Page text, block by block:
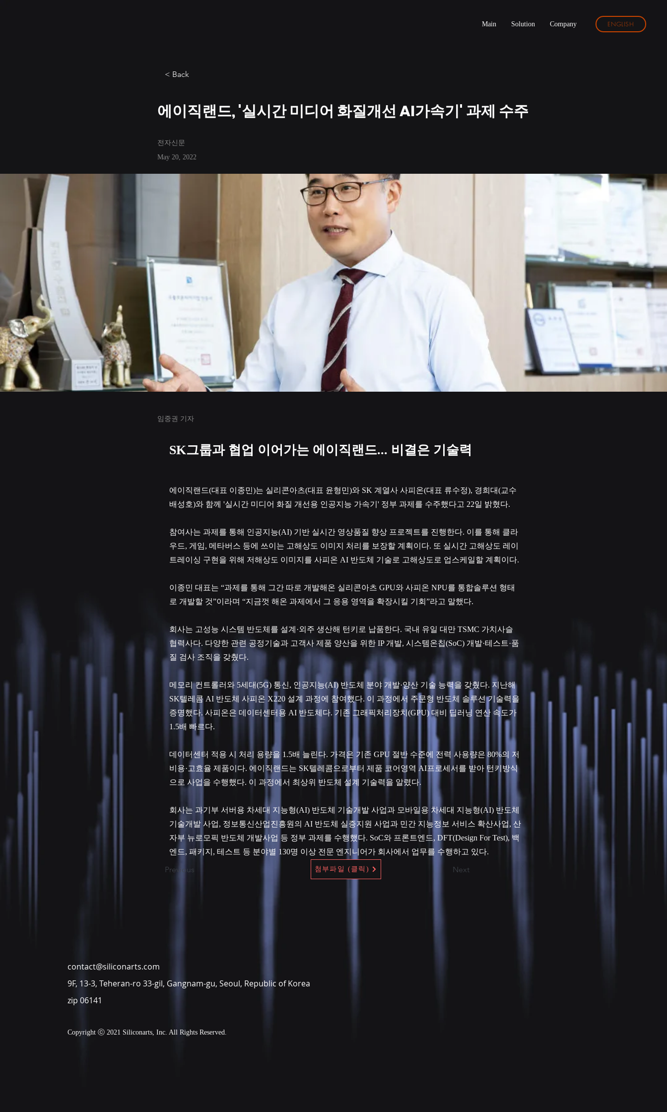
Main Solution Company ENGLISH
< Back
에이직랜드, '실시간 미디어 화질개선 AI가속기' 과제 수주
전자신문
May 20, 2022
임중권 기자
SK그룹과 협업 이어가는 에이직랜드... 비결은 기술력
에이직랜드(대표 이종민)는 실리콘아츠(대표 윤형민)와 SK 계열사 사피온(대표 류수정), 경희대(교수
배성호)와 함께 '실시간 미디어 화질 개선용 인공지능 가속기' 정부 과제를 수주했다고 22일 밝혔다.
참여사는 과제를 통해 인공지능(AI) 기반 실시간 영상품질 향상 프로젝트를 진행한다. 이를 통해 클라
우드, 게임, 메타버스 등에 쓰이는 고해상도 이미지 처리를 보장할 계획이다. 또 실시간 고해상도 레이
트레이싱 구현을 위해 저해상도 이미지를 사피온 AI 반도체 기술로 고해상도로 업스케일할 계획이다.
이종민 대표는 “과제를 통해 그간 따로 개발해온 실리콘아츠 GPU와 사피온 NPU를 통합솔루션 형태
로 개발할 것”이라며 “지금껏 해온 과제에서 그 응용 영역을 확장시킬 기회”라고 말했다.
회사는 고성능 시스템 반도체를 설계·외주 생산해 턴키로 납품한다. 국내 유일 대만 TSMC 가치사슬
협력사다. 다양한 관련 공정기술과 고객사 제품 양산을 위한 IP 개발, 시스템온칩(SoC) 개발·테스트·품
질 검사 조직을 갖췄다.
메모리 컨트롤러와 5세대(5G) 통신, 인공지능(AI) 반도체 분야 개발·양산 기술 능력을 갖췄다. 지난해
SK텔레콤 AI 반도체 사피온 X220 설계 과정에 참여했다. 이 과정에서 주문형 반도체 솔루션 기술력을
증명했다. 사피온은 데이터센터용 AI 반도체다. 기존 그래픽처리장치(GPU) 대비 딥러닝 연산 속도가
1.5배 빠르다.
데이터센터 적용 시 처리 용량을 1.5배 늘린다. 가격은 기존 GPU 절반 수준에 전력 사용량은 80%의 저
비용·고효율 제품이다. 에이직랜드는 SK텔레콤으로부터 제품 코어영역 AI프로세서를 받아 턴키방식
으로 사업을 수행했다. 이 과정에서 최상위 반도체 설계 기술력을 알렸다.
회사는 과기부 서버용 차세대 지능형(AI) 반도체 기술개발 사업과 모바일용 차세대 지능형(AI) 반도체
기술개발 사업, 정보통신산업진흥원의 AI 반도체 실증지원 사업과 민간 지능정보 서비스 확산사업, 산
자부 뉴로모픽 반도체 개발사업 등 정부 과제를 수행했다. SoC와 프론트엔드, DFT(Design For Test), 백
엔드, 패키지, 테스트 등 분야별 130명 이상 전문 엔지니어가 회사에서 업무를 수행하고 있다.
Previous 첨부파일 (클릭) Next
contact@siliconarts.com
9F, 13-3, Teheran-ro 33-gil, Gangnam-gu, Seoul, Republic of Korea
zip 06141
Copyright ⓒ 2021 Siliconarts, Inc. All Rights Reserved.